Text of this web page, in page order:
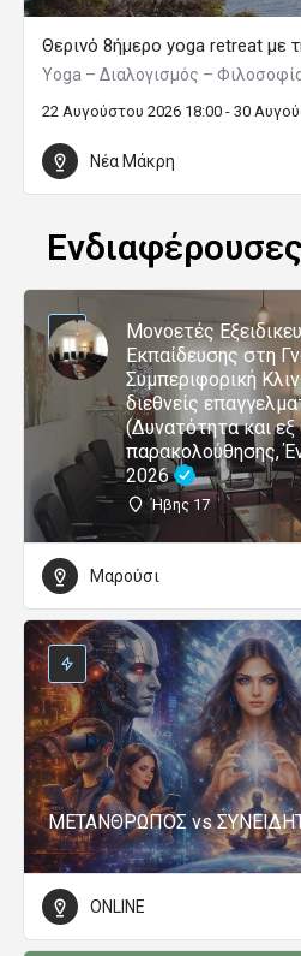
ΜΕΤΑΝΘΡΩΠΟΣ vs
ΜΥΘΟΙ & ΜΥΣΤΙΚΗ ΒΙΟΛΟΓΙΑ
Μονοετής Διεθνώς
Επαγγελματική
Εξειδίκευση στη
Ύπνωση και στη
Κλινική
αποστάσεως
Μαρτίου 2026)
Ήβης 17